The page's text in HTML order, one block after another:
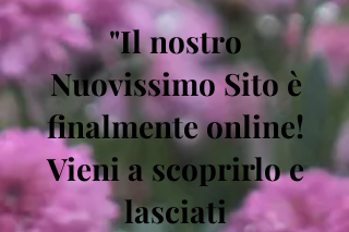
"Il nostro
Nuovissimo Sito è
finalmente online!
Vieni a scoprirlo e
lasciati